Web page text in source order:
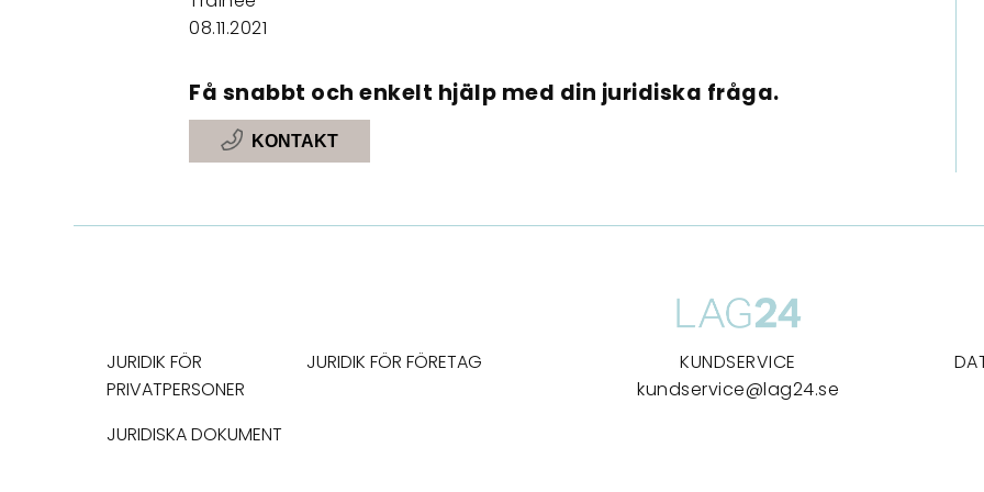
08.11.2021
Få snabbt och enkelt hjälp med din juridiska fråga.
KONTAKT
JURIDIK FÖR
PRIVATPERSONER
JURIDIK FÖR FÖRETAG
JURIDISKA DOKUMENT
KUNDSERVICE
kundservice@lag24.se